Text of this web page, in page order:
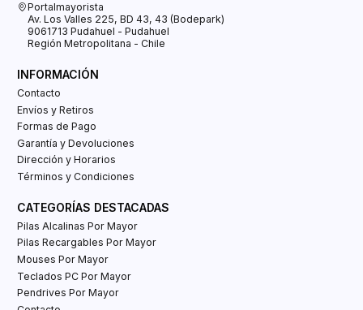
Portalmayorista
Av. Los Valles 225, BD 43, 43 (Bodepark)
9061713 Pudahuel - Pudahuel
Región Metropolitana - Chile
INFORMACIÓN
Contacto
Envíos y Retiros
Formas de Pago
Garantía y Devoluciones
Dirección y Horarios
Términos y Condiciones
CATEGORÍAS DESTACADAS
Pilas Alcalinas Por Mayor
Pilas Recargables Por Mayor
Mouses Por Mayor
Teclados PC Por Mayor
Pendrives Por Mayor